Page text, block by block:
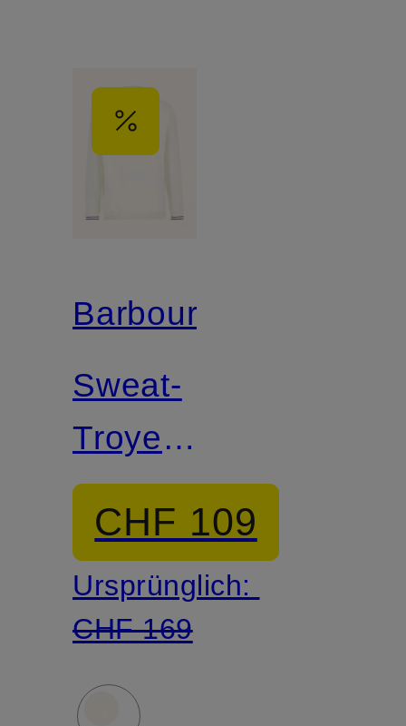
Barbour
Sweat-
Troyer
ROSFORD
CHF 109
Ursprünglich:
CHF 169